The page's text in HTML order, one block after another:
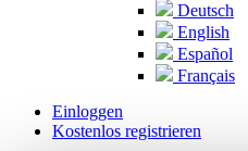
Deutsch
English
Español
Français
Einloggen
Kostenlos registrieren